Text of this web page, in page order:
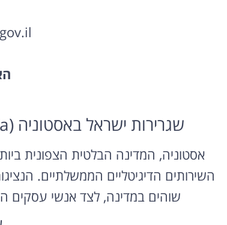
שגרירות ישראל באסטוניה (Estonia) – תיאום תור ושירותים קונסולריים
אסטוניה, המדינה הבלטית הצפונית
השירותים הדיגיטליים הממשלתיים.
שוהים במדינה, לצד אנשי עסקים